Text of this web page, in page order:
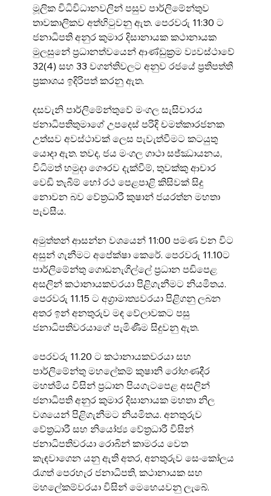
මූලික විධිවිධානවලින් පසුව පාර්ලිමේන්තුව
තාවකාලිකව අත්හිටුවනු ඇත. පෙරවරු 11:30 ට
ජනාධිපති අනුර කුමාර දිසානායක කථානායක
මුලසුනේ ප්‍රධානත්වයෙන් ආණ්ඩුක්‍රම ව්‍යවස්ථාවේ
32(4) සහ 33 වගන්තිවලට අනුව රජයේ ප්‍රතිපත්ති
ප්‍රකාශය ඉදිරිපත් කරනු ඇත.
දසවැනි පාර්ලිමේන්තුවේ මංගල සැසිවාරය
ජනාධිපතිතුමාගේ උපදෙස් පරිදි චමත්කාරජනක
උත්සව අවස්ථාවක් ලෙස පැවැත්වීමට කටයුතු
යොදා ඇත. තවද, ජය මංගල ගාථා සජ්ඣායනය,
විධිමත් හමුදා ගෞරව දැක්වීම්, තුවක්කු ආචාර
වෙඩි තැබීම් හෝ රථ පෙළපාළි කිසිවක් සිදු
නොවන බව වේත්‍රධාරී කුෂාන් ජයරත්න මහතා
පැවසීය.
අමුත්තන් ආසන්න වශයෙන් 11:00 පමණ වන විට
අසුන් ගැනීමට අපේක්ෂා කෙරේ. පෙරවරු 11.10ට
පාර්ලිමේන්තු ගොඩනැගිල්ලේ ප්‍රධාන පඩිපෙළ
අසලින් කථානායකවරයා පිළිගැනීමට නියමිතය.
පෙරවරු 11.15 ට අග්‍රාමාත්‍යවරයා පිළිගනු ලබන
අතර ඉන් අනතුරුව මඳ වේලාවකට පසු
ජනාධිපතිවරයාගේ පැමිණීම සිදුවනු ඇත.
පෙරවරු 11.20 ට කථානායකවරයා සහ
පාර්ලිමේන්තු මහලේකම් කුෂානි රෝහණදීර
මහත්මිය විසින් ප්‍රධාන පියගැටපෙළ අසලින්
ජනාධිපති අනුර කුමාර දිසානායක මහතා නිල
වශයෙන් පිළිගැනීමට නියමිතය. අනතුරුව
වේත්‍රධාරී සහ නියෝජ්‍ය වේත්‍රධාරී විසින්
ජනාධිපතිවරයා රොබින් කාමරය වෙත
කැඳවාගෙන යනු ඇති අතර, අනතුරුව සෙංකෝලය
රැගත් පෙරහැර ජනාධිපති, කථානායක සහ
මහලේකම්වරයා විසින් මෙහෙයවනු ලැබේ.